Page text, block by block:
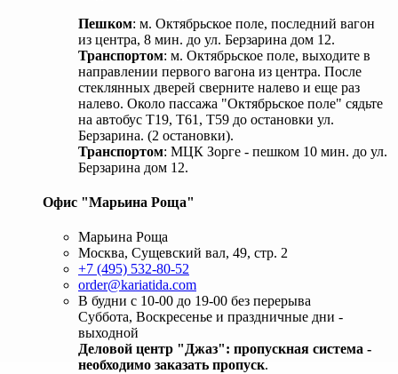
Пешком: м. Октябрьское поле, последний вагон
из центра, 8 мин. до ул. Берзарина дом 12.
Транспортом: м. Октябрьское поле, выходите в
направлении первого вагона из центра. После
стеклянных дверей сверните налево и еще раз
налево. Около пассажа "Октябрьское поле" сядьте
на автобус Т19, Т61, Т59 до остановки ул.
Берзарина. (2 остановки).
Транспортом: МЦК Зорге - пешком 10 мин. до ул.
Берзарина дом 12.
Офис "Марьина Роща"
Марьина Роща
Москва, Сущевский вал, 49, стр. 2
+7 (495) 532-80-52
order@kariatida.com
В будни с 10-00 до 19-00 без перерыва
Суббота, Воскресенье и праздничные дни -
выходной
Деловой центр "Джаз": пропускная система -
необходимо заказать пропуск.